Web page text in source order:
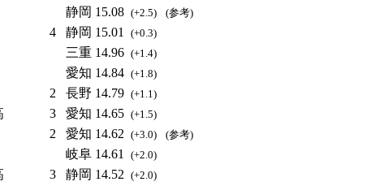
静岡 15.08 (+2.5) (参考)
4 静岡 15.01 (+0.3)
三重 14.96 (+1.4)
愛知 14.84 (+1.8)
2 長野 14.79 (+1.1)
3 愛知 14.65 (+1.5)
2 愛知 14.62 (+3.0) (参考)
岐阜 14.61 (+2.0)
3 静岡 14.52 (+2.0)